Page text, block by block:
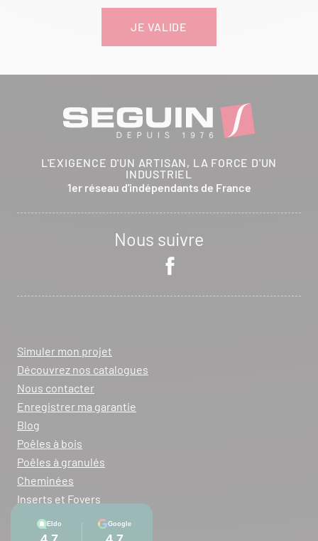
L'EXIGENCE D'UN ARTISAN, LA FORCE D'UN
INDUSTRIEL
1er réseau d'indépendants de France
Nous suivre
Simuler mon projet
Découvrez nos catalogues
Nous contacter
Enregistrer ma garantie
Blog
Poêles à bois
Poêles à granulés
Cheminées
Inserts et Foyers